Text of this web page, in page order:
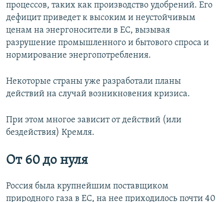
процессов, таких как производство удобрений. Его
дефицит приведет к высоким и неустойчивым
ценам на энергоносители в ЕС, вызывая
разрушение промышленного и бытового спроса и
нормирование энергопотребления.
Некоторые страны уже разработали планы
действий на случай возникновения кризиса.
При этом многое зависит от действий (или
бездействия) Кремля.
От 60 до нуля
Россия была крупнейшим поставщиком
природного газа в ЕС, на нее приходилось почти 40